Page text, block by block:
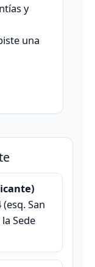
y
una
San
Sede